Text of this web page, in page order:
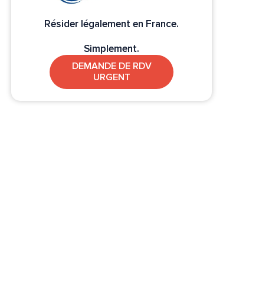
Résider légalement en France.
Simplement.
DEMANDE DE RDV
URGENT